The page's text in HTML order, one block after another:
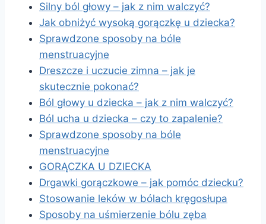
Silny ból głowy – jak z nim walczyć?
Jak obniżyć wysoką gorączkę u dziecka?
Sprawdzone sposoby na bóle
menstruacyjne
Dreszcze i uczucie zimna – jak je
skutecznie pokonać?
Ból głowy u dziecka – jak z nim walczyć?
Ból ucha u dziecka – czy to zapalenie?
Sprawdzone sposoby na bóle
menstruacyjne
GORĄCZKA U DZIECKA
Drgawki gorączkowe – jak pomóc dziecku?
Stosowanie leków w bólach kręgosłupa
Sposoby na uśmierzenie bólu zęba